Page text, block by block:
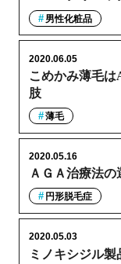
男性化粧品
こめかみ薄毛
肢
2020.06.05
薄毛
ＡＧＡ治療法
2020.05.16
円形脱毛症
ミノキシジル
2020.05.03